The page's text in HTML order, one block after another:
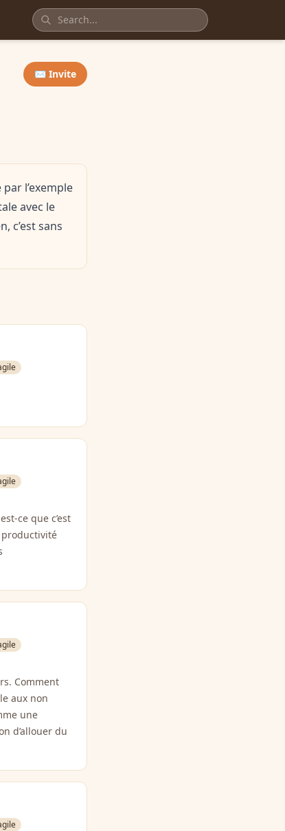
✉️ Invite
l’exemple
avec le
c’est sans
ce que c’est
productivité
Comment
aux non
une
d’allouer du